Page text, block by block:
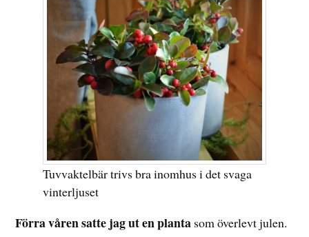
Tuvvaktelbär trivs bra inomhus i det svaga
vinterljuset
Förra våren satte jag ut en planta som överlevt julen.